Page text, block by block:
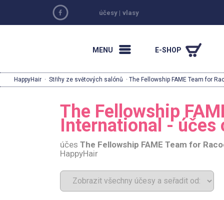
účesy | vlasy
MENU E-SHOP
HappyHair · Střihy ze světových salónů · The Fellowship FAME Team for
The Fellowship
International - účes
účes The Fellowship FAME Team for
HappyHair